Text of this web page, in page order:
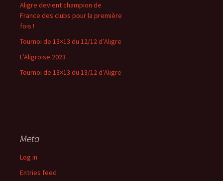
Aligre devient champion de
France des clubs pour la première
fois !
Tournoi de 13×13 du 12/12 d’Aligre
L’Aligroise 2023
Tournoi de 13×13 du 13/12 d’Aligre
Meta
Log in
Entries feed